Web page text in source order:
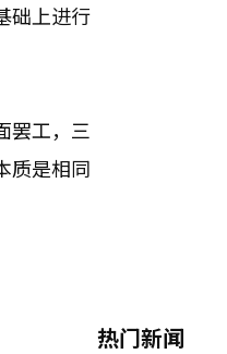
础上进行
罢工，三
质是相同
热门新闻